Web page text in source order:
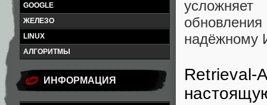
GOOGLE
ЖЕЛЕЗО
LINUX
АЛГОРИТМЫ
ИНФОРМАЦИЯ
надёжному
Retrieval-